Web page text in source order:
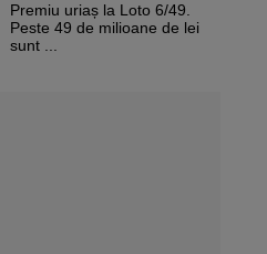
Premiu uriaș la Loto 6/49.
Peste 49 de milioane de lei
sunt ...